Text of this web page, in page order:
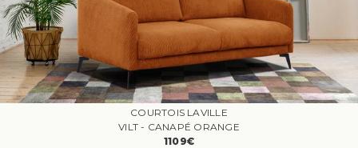
COURTOIS LAVILLE
VILT - CANAPÉ ORANGE
1109€